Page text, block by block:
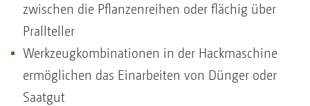
zwischen die Pflanzenreihen oder flächig über
Prallteller
Werkzeugkombinationen in der Hackmaschine
ermöglichen das Einarbeiten von Dünger oder
Saatgut